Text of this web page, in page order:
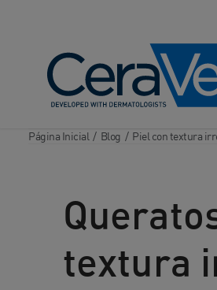
Página Inicial / Blog / Piel con textura
textura